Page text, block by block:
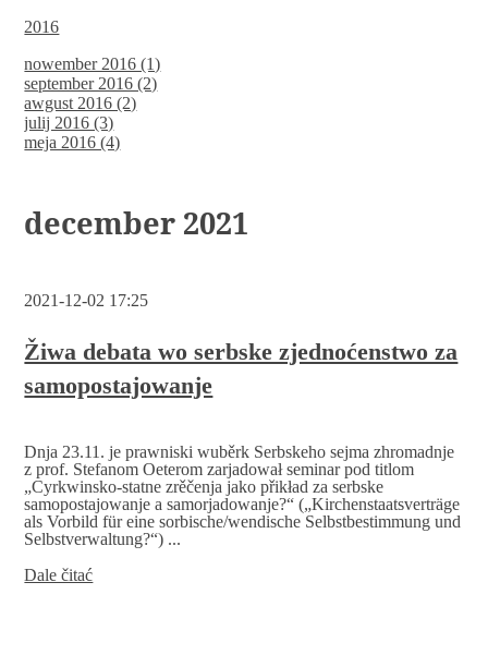
2016
nowember 2016 (1)
september 2016 (2)
awgust 2016 (2)
julij 2016 (3)
meja 2016 (4)
december 2021
2021-12-02 17:25
Žiwa debata wo serbske zjednoćenstwo za
samopostajowanje
Dnja 23.11. je prawniski wuběrk Serbskeho sejma zhromadnje
z prof. Stefanom Oeterom zarjadował seminar pod titlom
„Cyrkwinsko-statne zrěčenja jako přikład za serbske
samopostajowanje a samorjadowanje?“ („Kirchenstaatsverträge
als Vorbild für eine sorbische/wendische Selbstbestimmung und
Selbstverwaltung?“) ...
Dale čitaćŽiwa